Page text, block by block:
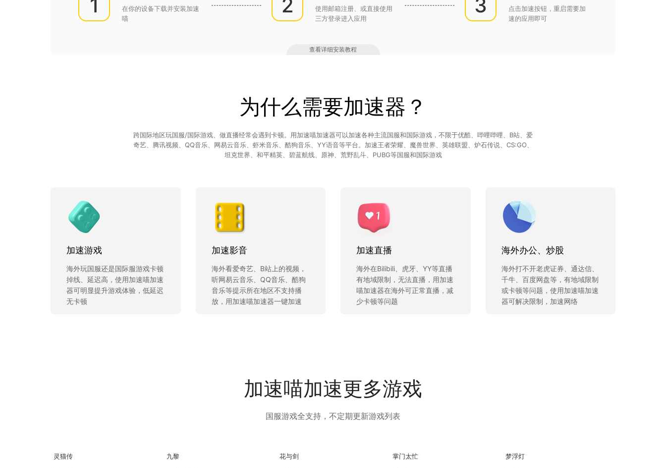
1
在你的设备下载并安装加速
喵
2
使用邮箱注册、或直接使用
三方登录进入应用
3
点击加速按钮，重启需要加
速的应用即可
查看详细安装教程
为什么需要加速器？
跨国际地区玩国服/国际游戏、做直播经常会遇到卡顿。用加速喵加速器可以加速各种主流国服和国际游戏，不限于优酷、哔哩哔哩、B站、爱
奇艺、腾讯视频、QQ音乐、网易云音乐、虾米音乐、酷狗音乐、YY语音等平台。加速王者荣耀、魔兽世界、英雄联盟、炉石传说、CS:GO、
坦克世界、和平精英、碧蓝航线、原神、荒野乱斗、PUBG等国服和国际游戏
加速游戏
海外玩国服还是国际服游戏卡顿
掉线、延迟高，使用加速喵加速
器可明显提升游戏体验，低延迟
无卡顿
加速影音
海外看爱奇艺、B站上的视频，
听网易云音乐、QQ音乐、酷狗
音乐等提示所在地区不支持播
放，用加速喵加速器一键加速
加速直播
海外在Bilibili、虎牙、YY等直播
有地域限制，无法直播，用加速
喵加速器在海外可正常直播，减
少卡顿等问题
海外办公、炒股
海外打不开老虎证券、通达信、
千牛、百度网盘等，有地域限制
或卡顿等问题，使用加速喵加速
器可解决限制，加速网络
加速喵加速更多游戏
国服游戏全支持，不定期更新游戏列表
灵猫传 九黎 花与剑 掌门太忙
梦浮灯